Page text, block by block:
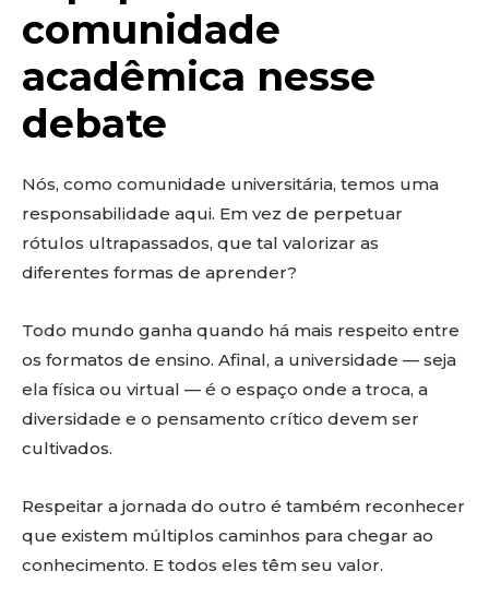
comunidade
acadêmica nesse
debate
Nós, como comunidade universitária, temos uma
responsabilidade aqui. Em vez de perpetuar
rótulos ultrapassados, que tal valorizar as
diferentes formas de aprender?
Todo mundo ganha quando há mais respeito entre
os formatos de ensino. Afinal, a universidade — seja
ela física ou virtual — é o espaço onde a troca, a
diversidade e o pensamento crítico devem ser
cultivados.
Respeitar a jornada do outro é também reconhecer
que existem múltiplos caminhos para chegar ao
conhecimento. E todos eles têm seu valor.